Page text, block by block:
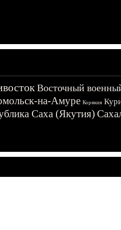
Восточный
на-Амуре Корякия
Саха (Якутия)